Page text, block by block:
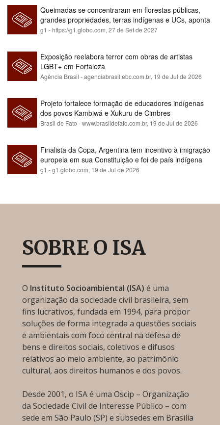
Queimadas se concentraram em florestas públicas,
grandes propriedades, terras indígenas e UCs, aponta
relatório
g1 - https://g1.globo.com, 27 de Set de 2027
Exposição reelabora terror com obras de artistas
LGBT+ em Fortaleza
Agência Brasil - agenciabrasil.ebc.com.br, 19 de Jul de 2026
Projeto fortalece formação de educadores indígenas
dos povos Kambiwá e Xukuru de Cimbres
Brasil de Fato - www.brasildefato.com.br, 19 de Jul de 2026
Finalista da Copa, Argentina tem incentivo à imigração
europeia em sua Constituição e foi de país indígena
para maioria branca
g1 - g1.globo.com, 19 de Jul de 2026
SOBRE O ISA
O Instituto Socioambiental (ISA) é uma
organização da sociedade civil brasileira, sem
fins lucrativos, fundada em 1994, para propor
soluções de forma integrada a questões sociais
e ambientais com foco central na defesa de
bens e direitos sociais, coletivos e difusos
relativos ao meio ambiente, ao patrimônio
cultural, aos direitos humanos e dos povos.
Desde 2001, o ISA é uma Oscip – Organização
da Sociedade Civil de Interesse Público – com
sede em São Paulo (SP) e subsedes em Brasília